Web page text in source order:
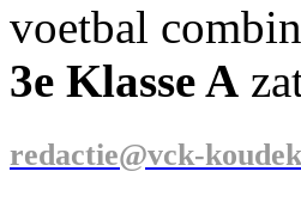
voetbal
3e Klasse A
redactie@vck-